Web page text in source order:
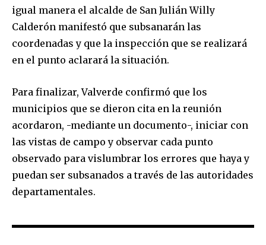
Join our community of
SUBSCRIBERS and be part of the
To subscribe, simply enter your email address on our website
or click the subscribe button below. Don't worry, we respect
your privacy and won't spam your inbox. Your information is
safe with us.
igual manera el alcalde de San Julián Willy
Calderón manifestó que subsanarán las
coordenadas y que la inspección que se realizará
en el punto aclarará la situación.
Para finalizar, Valverde confirmó que los
municipios que se dieron cita en la reunión
acordaron, -mediante un documento-, iniciar con
las vistas de campo y observar cada punto
observado para vislumbrar los errores que haya y
puedan ser subsanados a través de las autoridades
departamentales.